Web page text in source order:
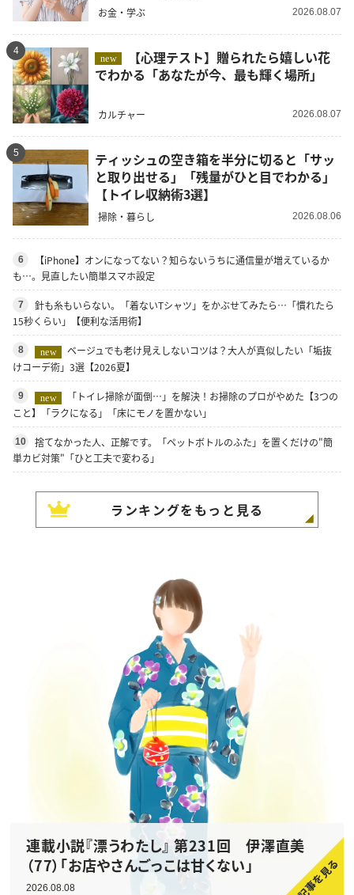
お金・学ぶ 2026.08.07
4
new
でわかる「あなたが今、最も輝く場所」
カルチャー 2026.08.07
5
ティッシュの空き箱を半分に切ると「サッ
と取り出せる」「残量がひと目でわかる」
【トイレ収納術3選】
掃除・暮らし 2026.08.06
6
【iPhone】オンになってない？知らないうちに通信量が増えているか
も…。見直したい簡単スマホ設定
7
針も糸もいらない。「着ないTシャツ」をかぶせてみたら…「慣れたら
15秒くらい」【便利な活用術】
8 new
ベージュでも老け見えしないコツは？大人が真似したい「垢抜
けコーデ術」3選【2026夏】
9 new
「トイレ掃除が面倒…」を解決！お掃除のプロがやめた【3つの
こと】「ラクになる」「床にモノを置かない」
10
捨てなかった人、正解です。「ペットボトルのふた」を置くだけの"簡
単カビ対策"「ひと工夫で変わる」
ランキングをもっと見る
連載小説『漂うわたし』 第231回 伊澤直美
（77）「お店やさんごっこは甘くない」
2026.08.08